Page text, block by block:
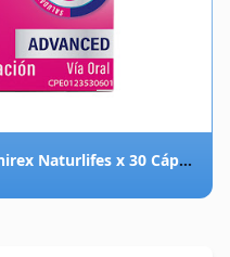
Castaño de Indias 400 mg Venirex Naturlifes x 30 Cápsulas